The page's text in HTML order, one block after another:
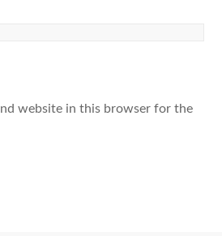
website in this browser for the